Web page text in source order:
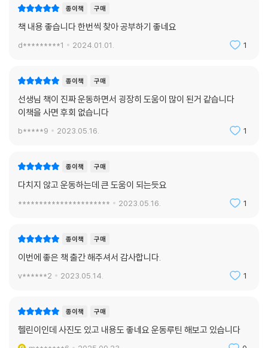
종이책 구매
책 내용 좋습니다 한번씩 찾아 공부하기 좋네요
d*********1 2024.01.01. 1
종이책 구매
선생님 책이 진짜 운동하면서 굉장히 도움이 많이 된거 같습니다
이책을 사면 후회 없습니다
b*****9 2023.05.16. 1
종이책 구매
다치지 않고 운동하는데 큰 도움이 되는듯요
********************** 2023.05.16. 1
종이책 구매
이번에 좋은 책 출간 해주셔서 감사합니다.
v******2 2023.05.14. 1
종이책 구매
헬린이인데 사진도 있고 내용도 좋네요 운동루틴 해보고 있습니다